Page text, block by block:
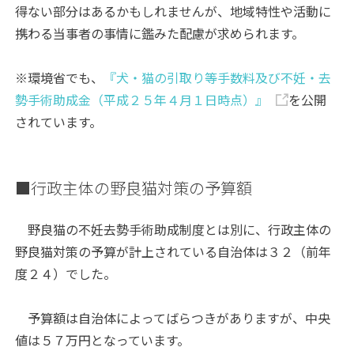
得ない部分はあるかもしれませんが、地域特性や活動に
携わる当事者の事情に鑑みた配慮が求められます。
※環境省でも、
『犬・猫の引取り等手数料及び不妊・去
勢手術助成金（平成２５年４月１日時点）』
を公開
されています。
■行政主体の野良猫対策の予算額
野良猫の不妊去勢手術助成制度とは別に、行政主体の
野良猫対策の予算が計上されている自治体は３２（前年
度２４）でした。
予算額は自治体によってばらつきがありますが、中央
値は５７万円となっています。